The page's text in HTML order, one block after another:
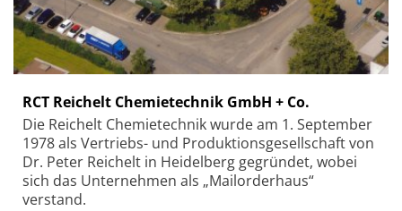
RCT Reichelt Chemietechnik GmbH + Co.
Die Reichelt Chemietechnik wurde am 1. September
1978 als Vertriebs- und Produktionsgesellschaft von
Dr. Peter Reichelt in Heidelberg gegründet, wobei
sich das Unternehmen als „Mailorderhaus“
verstand.